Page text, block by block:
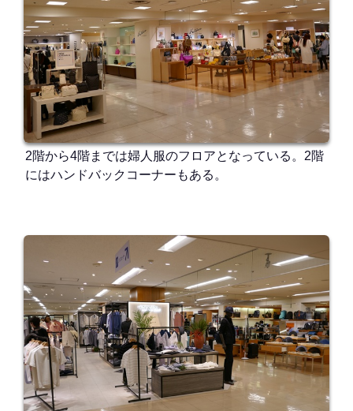
2階から4階までは婦人服のフロアとなっている。2階
にはハンドバックコーナーもある。